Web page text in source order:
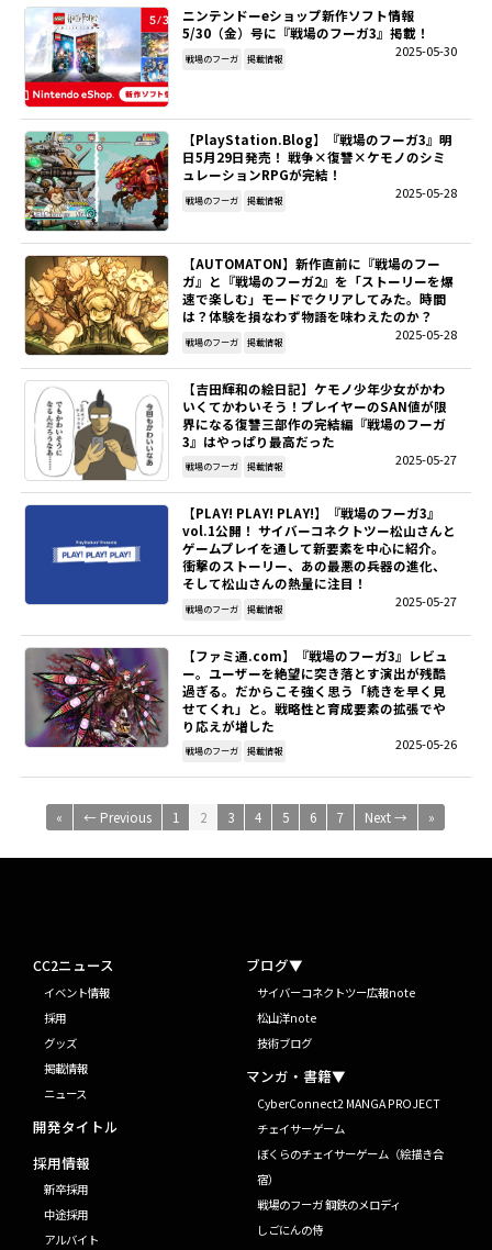
ニンテンドーeショップ新作ソフト情報
5/30（金）号に『戦場のフーガ3』掲載！
2025-05-30
戦場のフーガ 掲載情報
【PlayStation.Blog】『戦場のフーガ3』明
日5月29日発売！ 戦争×復讐×ケモノのシミ
ュレーションRPGが完結！
2025-05-28
戦場のフーガ 掲載情報
【AUTOMATON】新作直前に『戦場のフー
ガ』と『戦場のフーガ2』を「ストーリーを爆
速で楽しむ」モードでクリアしてみた。時間
は？体験を損なわず物語を味わえたのか？
2025-05-28
戦場のフーガ 掲載情報
【吉田輝和の絵日記】ケモノ少年少女がかわ
いくてかわいそう！プレイヤーのSAN値が限
界になる復讐三部作の完結編『戦場のフーガ
3』はやっぱり最高だった
2025-05-27
戦場のフーガ 掲載情報
【PLAY! PLAY! PLAY!】『戦場のフーガ3』
vol.1公開！ サイバーコネクトツー松山さんと
ゲームプレイを通して新要素を中心に紹介。
衝撃のストーリー、あの最悪の兵器の進化、
そして松山さんの熱量に注目！
2025-05-27
戦場のフーガ 掲載情報
【ファミ通.com】『戦場のフーガ3』レビュ
ー。ユーザーを絶望に突き落とす演出が残酷
過ぎる。だからこそ強く思う「続きを早く見
せてくれ」と。戦略性と育成要素の拡張でや
り応えが増した
2025-05-26
戦場のフーガ 掲載情報
« ← Previous 1 2 3 4 5 6 7 Next → »
CC2ニュース
イベント情報
採用
グッズ
掲載情報
ニュース
開発タイトル
採用情報
新卒採用
中途採用
アルバイト
ブログ▼
サイバーコネクトツー広報note
松山洋note
技術ブログ
マンガ・書籍▼
CyberConnect2 MANGA PROJECT
チェイサーゲーム
ぼくらのチェイサーゲーム（絵描き合
宿）
戦場のフーガ 鋼鉄のメロディ
しごにんの侍